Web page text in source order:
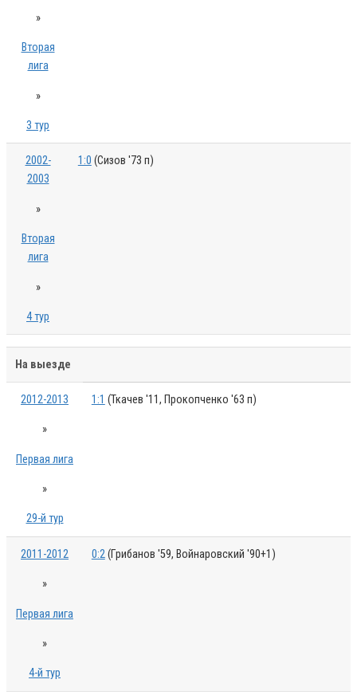
»
Вторая
лига
»
3 тур
2002-
2003
»
Вторая
лига
»
4 тур
1:0 (Сизов '73 п)
На выезде
2012-2013
»
Первая лига
»
29-й тур
1:1 (Ткачев '11, Прокопченко '63 п)
2011-2012
»
Первая лига
»
4-й тур
0:2(Грибанов '59, Войнаровский '90+1)